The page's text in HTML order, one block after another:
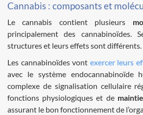
Cannabis : composants et
Le cannabis contient plusieurs
principalement des cannabinoïdes.
structures et leurs effets sont différents.
Les cannabinoïdes vont exercer leurs
avec le système endocannabinoïde
complexe de signalisation cellulaire
fonctions physiologiques et de
assurant le bon fonctionnement de